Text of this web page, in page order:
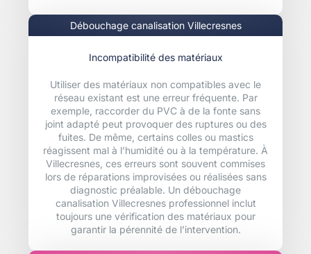
Débouchage canalisation Villecresnes
Incompatibilité des matériaux
Utiliser des matériaux non compatibles avec le
réseau existant est une erreur fréquente. Par
exemple, raccorder du PVC à de la fonte sans
joint adapté peut provoquer des ruptures ou des
fuites. De même, certains colles ou mastics
réagissent mal à l’humidité ou à la température. À
Villecresnes, ces erreurs sont souvent commises
lors de réparations improvisées ou réalisées sans
diagnostic préalable. Un débouchage
canalisation Villecresnes professionnel inclut
toujours une vérification des matériaux pour
garantir la pérennité de l’intervention.